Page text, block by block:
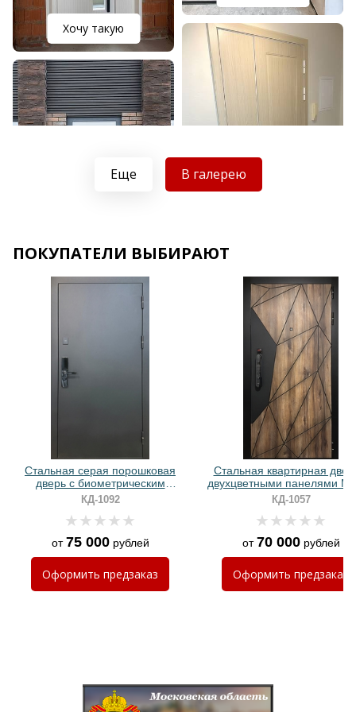
Хочу такую
Хочу такую
Хочу такую
Еще В галерею
ПОКУПАТЕЛИ ВЫБИРАЮТ
Стальная серая порошковая
дверь с биометрическим
электронным замком
КД-1092
от75 000рублей
Оформить предзаказ
Стальная квартирная
двухцветными панелями
биометрическим замком
КД-1057
от70 000рублей
Оформить предзаказ